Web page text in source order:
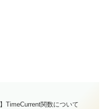
】TimeCurrent関数について